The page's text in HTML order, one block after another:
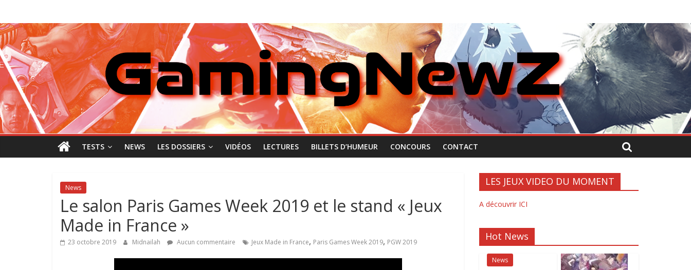
contenu
GamingNewZ
Tests
et
Actu
des
jeux
vidéo
TESTS NEWS LES DOSSIERS VIDÉOS LECTURES BILLETS D’HUMEUR CONCOURS CONTACT
News
Le salon Paris Games Week 2019 et le stand « Jeux
Made in France »
23 octobre 2019 Midnailah Aucun commentaire Jeux Made in France, Paris Games Week 2019, PGW 2019
LES JEUX VIDEO DU MOMENT
A découvrir ICI
Hot News
News